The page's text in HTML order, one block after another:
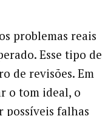
problemas reais
Esse tipo de
de revisões. Em
o tom ideal, o
falhas